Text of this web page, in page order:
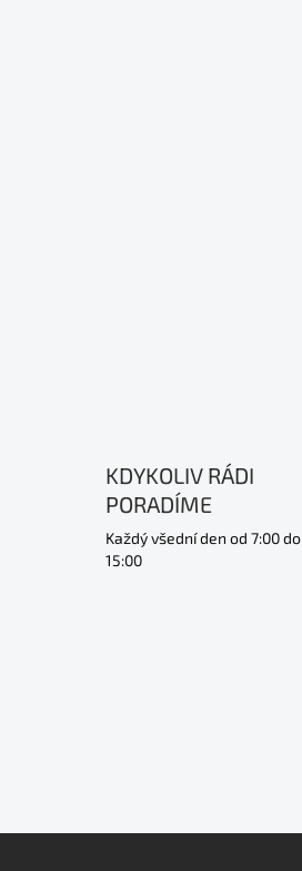
KDYKOLIV RÁDI
PORADÍME
Každý všední den od 7:00 do
15:00